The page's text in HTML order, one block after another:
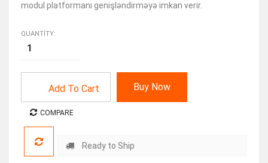
modul platformanı genişləndirməyə imkan verir.
QUANTITY:
Add To Cart Buy Now
COMPARE
Ready to Ship